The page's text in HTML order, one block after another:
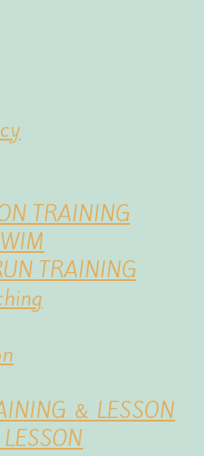
TRAINING
TRAINING
＆ LESSON